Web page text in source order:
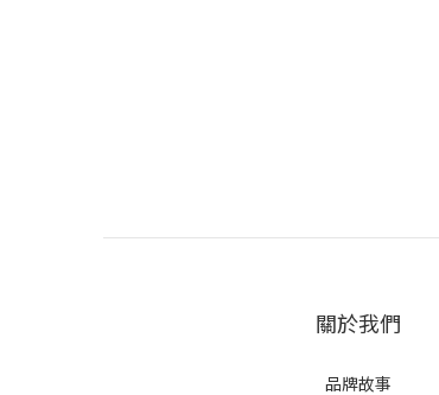
關於我們
品牌故事